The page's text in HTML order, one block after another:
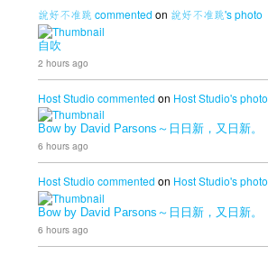
說好不准跳 commented on 說好不准跳'sphoto
自吹
2 hours ago
Host Studio commented on Host Studio'sphoto
Bow by David Parsons～日日新，又日新。
6 hours ago
Host Studio commented on Host Studio'sphoto
Bow by David Parsons～日日新，又日新。
6 hours ago